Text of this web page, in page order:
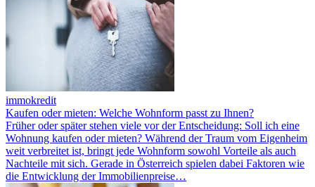
immokredit
Kaufen oder mieten: Welche Wohnform passt zu Ihnen?
Früher oder später stehen viele vor der Entscheidung: Soll ich eine
Wohnung kaufen oder mieten? Während der Traum vom Eigenheim
weit verbreitet ist, bringt jede Wohnform sowohl Vorteile als auch
Nachteile mit sich. Gerade in Österreich spielen dabei Faktoren wie
die Entwicklung der Immobilienpreise…